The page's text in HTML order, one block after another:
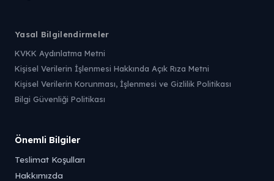
Yasal Bilgilendirmeler
KVKK Aydınlatma Metni
Kişisel Verilerin İşlenmesi Hakkında Açık Rıza Metni
Kişisel Verilerin Korunması, İşlenmesi ve Gizlilik Politikası
Bilgi Güvenliği Politikası
Önemli Bilgiler
Teslimat Koşulları
Hakkımızda